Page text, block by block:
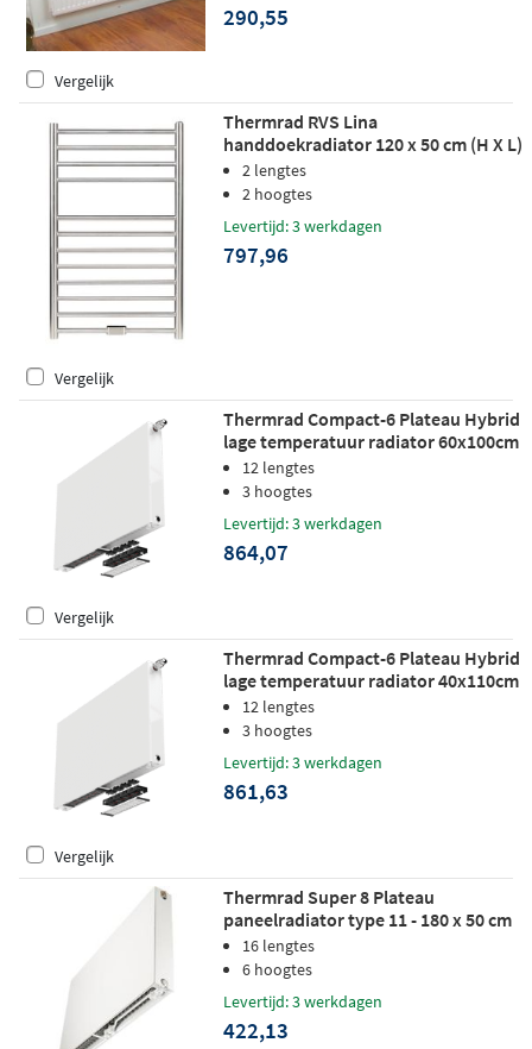
290,55
Vergelijk
Thermrad RVS Lina
handdoekradiator 120 x 50 cm (H X L)
hoogglans RVS (glans)
2 lengtes
2 hoogtes
Levertijd: 3 werkdagen
797,96
Vergelijk
Thermrad Compact-6 Plateau Hybrid
lage temperatuur radiator 60x100cm
654W12 lengtes
3 hoogtes
Levertijd: 3 werkdagen
864,07
Vergelijk
Thermrad Compact-6 Plateau Hybrid
lage temperatuur radiator 40x110cm
558W12 lengtes
3 hoogtes
Levertijd: 3 werkdagen
861,63
Vergelijk
Thermrad Super 8 Plateau
paneelradiator type 11 - 180 x 50 cm
(L x H)
16 lengtes
6 hoogtes
Levertijd: 3 werkdagen
422,13